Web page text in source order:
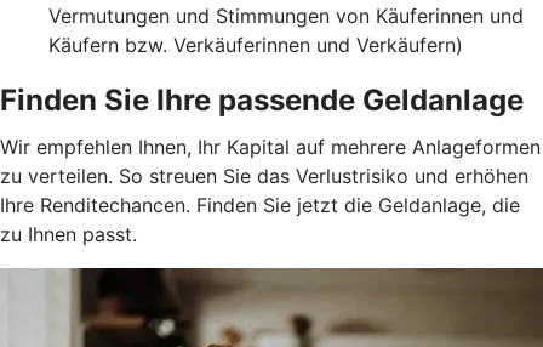
Vermutungen und Stimmungen von Käuferinnen und
Käufern bzw. Verkäuferinnen und Verkäufern)
Finden Sie Ihre passende Geldanlage
Wir empfehlen Ihnen, Ihr Kapital auf mehrere Anlageformen
zu verteilen. So streuen Sie das Verlustrisiko und erhöhen
Ihre Renditechancen. Finden Sie jetzt die Geldanlage, die
zu Ihnen passt.